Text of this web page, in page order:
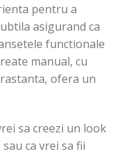
pentru a
asigurand ca
functionale
manual, cu
ofera un
sa creezi un look
ca vrei sa fii